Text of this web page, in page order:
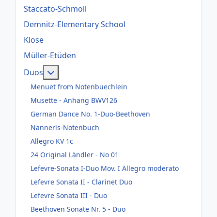
Staccato-Schmoll
Demnitz-Elementary School
Klose
Müller-Etüden
Duos
Menuet from Notenbuechlein
Musette - Anhang BWV126
German Dance No. 1-Duo-Beethoven
Nannerls-Notenbuch
Allegro KV 1c
24 Original Ländler - No 01
Lefevre-Sonata I-Duo Mov. I Allegro moderato
Lefevre Sonata II - Clarinet Duo
Lefevre Sonata III - Duo
Beethoven Sonate Nr. 5 - Duo